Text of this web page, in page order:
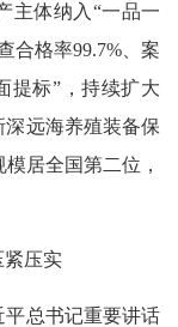
主体纳入“一品一
合格率99.7%、案
提标”，持续扩大
远海养殖装备保
居全国第二位，
压实
总书记重要讲话